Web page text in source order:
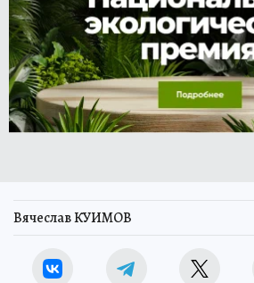
Вячеслав КУИМОВ